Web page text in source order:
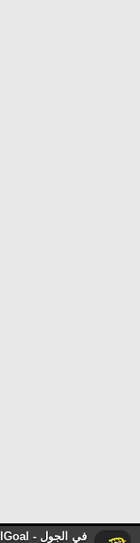
في الجول - FilGoal